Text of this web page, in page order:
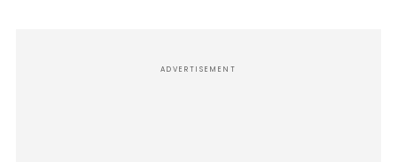
ADVERTISEMENT